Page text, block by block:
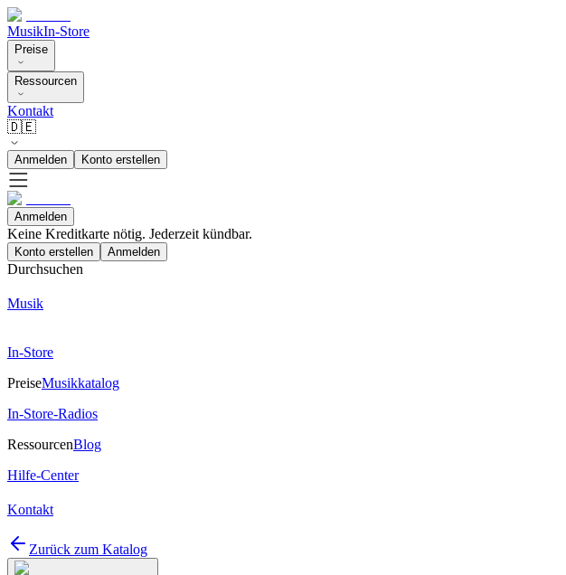
MusikIn-Store
Preise
Ressourcen
Kontakt
🇩🇪
Anmelden Konto erstellen
Anmelden
Keine Kreditkarte nötig. Jederzeit kündbar.
Konto erstellen Anmelden
Durchsuchen
Musik
In-Store
PreiseMusikkatalog
In-Store-Radios
RessourcenBlog
Hilfe-Center
Kontakt
Zurück zum Katalog